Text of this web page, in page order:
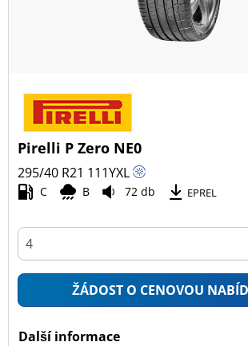
Pirelli P Zero NE0
295/40 R21 111YXL
C B 72 db EPREL
ŽÁDOST O CENOVOU
Další informace